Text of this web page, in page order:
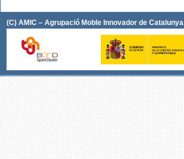
(C) AMIC – Agrupació Moble Innovador de Catalunya